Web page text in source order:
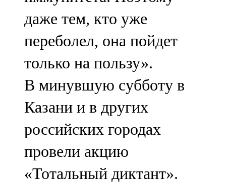
даже тем, кто уже
переболел, она пойдет
только на пользу».
В минувшую субботу в
Казани и в других
российских городах
провели акцию
«Тотальный диктант».